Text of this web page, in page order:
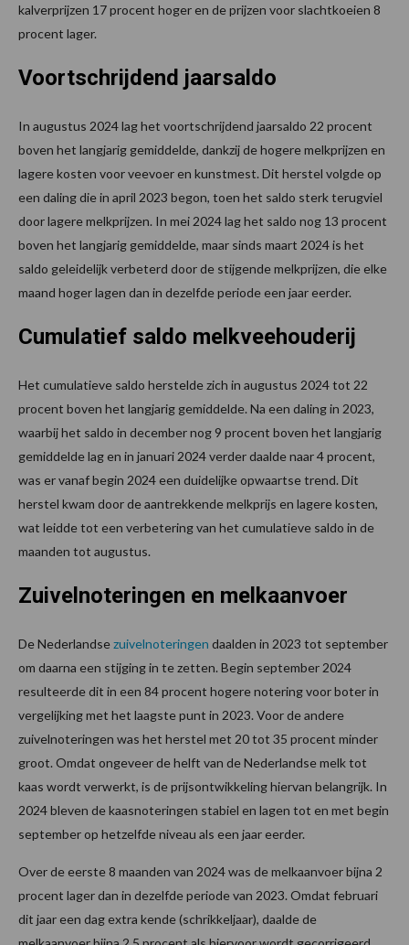
kalverprijzen 17 procent hoger en de prijzen voor slachtkoeien 8
procent lager.
Voortschrijdend jaarsaldo
In augustus 2024 lag het voortschrijdend jaarsaldo 22 procent
boven het langjarig gemiddelde, dankzij de hogere melkprijzen en
lagere kosten voor veevoer en kunstmest. Dit herstel volgde op
een daling die in april 2023 begon, toen het saldo sterk terugviel
door lagere melkprijzen. In mei 2024 lag het saldo nog 13 procent
boven het langjarig gemiddelde, maar sinds maart 2024 is het
saldo geleidelijk verbeterd door de stijgende melkprijzen, die elke
maand hoger lagen dan in dezelfde periode een jaar eerder.
Cumulatief saldo melkveehouderij
Het cumulatieve saldo herstelde zich in augustus 2024 tot 22
procent boven het langjarig gemiddelde. Na een daling in 2023,
waarbij het saldo in december nog 9 procent boven het langjarig
gemiddelde lag en in januari 2024 verder daalde naar 4 procent,
was er vanaf begin 2024 een duidelijke opwaartse trend. Dit
herstel kwam door de aantrekkende melkprijs en lagere kosten,
wat leidde tot een verbetering van het cumulatieve saldo in de
maanden tot augustus.
Zuivelnoteringen en melkaanvoer
De Nederlandsezuivelnoteringen daalden in 2023 tot september
om daarna een stijging in te zetten. Begin september 2024
resulteerde dit in een 84 procent hogere notering voor boter in
vergelijking met het laagste punt in 2023. Voor de andere
zuivelnoteringen was het herstel met 20 tot 35 procent minder
groot. Omdat ongeveer de helft van de Nederlandse melk tot
kaas wordt verwerkt, is de prijsontwikkeling hiervan belangrijk. In
2024 bleven de kaasnoteringen stabiel en lagen tot en met begin
september op hetzelfde niveau als een jaar eerder.
Over de eerste 8 maanden van 2024 was de melkaanvoer bijna 2
procent lager dan in dezelfde periode van 2023. Omdat februari
dit jaar een dag extra kende (schrikkeljaar), daalde de